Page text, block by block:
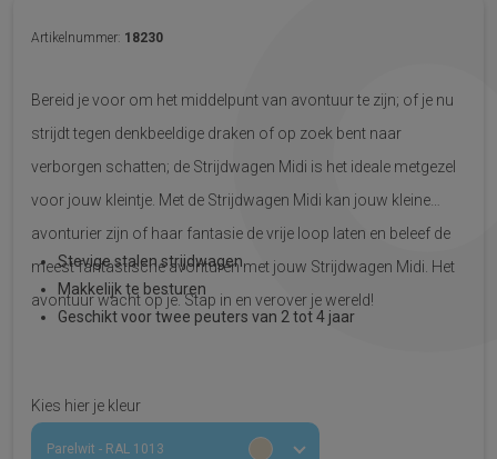
Artikelnummer: 18230
Bereid je voor om het middelpunt van avontuur te zijn; of je nu
strijdt tegen denkbeeldige draken of op zoek bent naar
verborgen schatten; de Strijdwagen Midi is het ideale metgezel
voor jouw kleintje. Met de Strijdwagen Midi kan jouw kleine
avonturier zijn of haar fantasie de vrije loop laten en beleef de
meest fantastische avonturen met jouw Strijdwagen Midi. Het
avontuur wacht op je. Stap in en verover je wereld!
Stevige stalen strijdwagen
Makkelijk te besturen
Geschikt voor twee peuters van 2 tot 4 jaar
Kies hier je kleur
Parelwit - RAL 1013